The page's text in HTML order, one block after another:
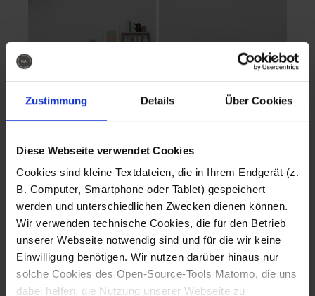
Zustimmung Details Über Cookies
Diese Webseite verwendet Cookies
Cookies sind kleine Textdateien, die in Ihrem Endgerät (z.
B. Computer, Smartphone oder Tablet) gespeichert
werden und unterschiedlichen Zwecken dienen können.
Wir verwenden technische Cookies, die für den Betrieb
unserer Webseite notwendig sind und für die wir keine
Einwilligung benötigen. Wir nutzen darüber hinaus nur
solche Cookies des Open-Source-Tools Matomo, die uns
dabei helfen, die Nutzung unserer Webseite zu
Fotografo: Lorenz
Sternbach
Download
Fotografo: Lorenz
Sternbach
Download